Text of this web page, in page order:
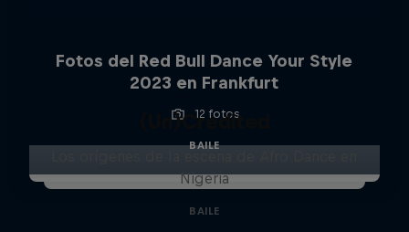
Fotos del Red Bull Dance Your Style
2023 en Frankfurt
12 fotos
BAILE
(Un)Credited
Nigeria
BAILE